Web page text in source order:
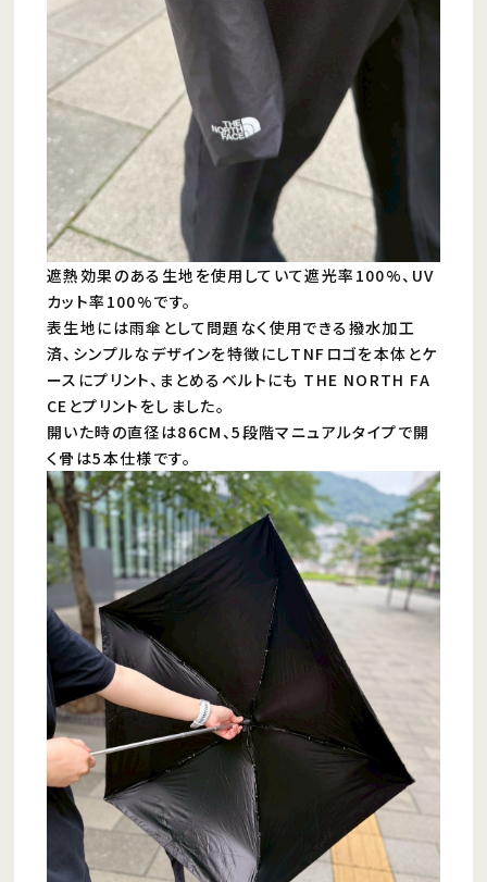
遮熱効果のある生地を使用していて遮光率100%、UV
カット率100%です。
表生地には雨傘として問題なく使用できる撥水加工
済、シンプルなデザインを特徴にしTNFロゴを本体とケ
ースにプリント、まとめるベルトにも THE NORTH FA
CEとプリントをしました。
開いた時の直径は86CM、5段階マニュアルタイプで開
く骨は5本仕様です。